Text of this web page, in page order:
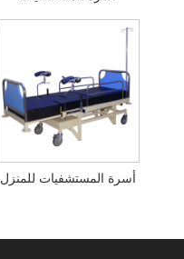
أسرة المستشفيات للمنزل